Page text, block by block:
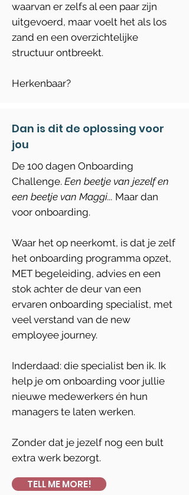
waarvan er zelfs al een paar zijn
uitgevoerd, maar voelt het als los
zand en een overzichtelijke
structuur ontbreekt.
Herkenbaar?
Dan is dit de oplossing voor
jou
De 100 dagen Onboarding
Challenge. Een beetje van jezelf en
een beetje van Maggi... Maar dan
voor onboarding.
Waar het op neerkomt, is dat je zelf
het onboarding programma opzet,
MET begeleiding, advies en een
stok achter de deur van een
ervaren onboarding specialist, met
veel verstand van de new
employee journey.
Inderdaad: die specialist ben ik. Ik
help je om onboarding voor jullie
nieuwe medewerkers én hun
managers te laten werken.
Zonder dat je jezelf nog een bult
extra werk bezorgt.
TELL ME MORE!